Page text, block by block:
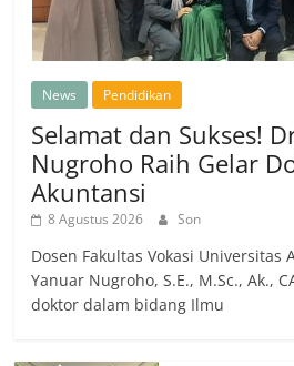
News Pendidikan
Selamat dan Sukses!
Nugroho Raih Gelar
Akuntansi
8 Agustus 2026 Son
Dosen Fakultas Vokasi Universitas
Yanuar Nugroho, S.E., M.Sc., Ak.,
doktor dalam bidang Ilmu